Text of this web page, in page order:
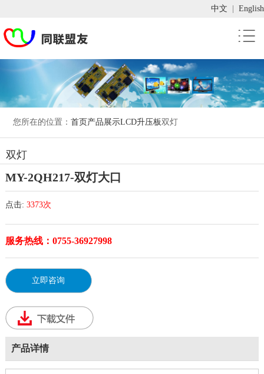
中文 English
您所在的位置：首页产品展示LCD升压板双灯
双灯
MY-2QH217-双灯大口
点击: 3373次
服务热线：0755-36927998
立即咨询
产品详情